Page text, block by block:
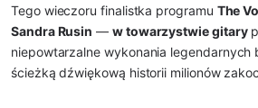
Tego wieczoru finalistka programu The
Sandra Rusin — w towarzystwie gitary
niepowtarzalne wykonania legendarnych
ścieżką dźwiękową historii milionów